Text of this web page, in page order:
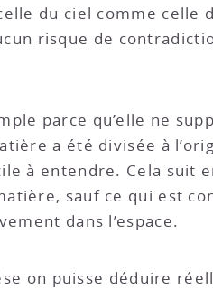
du ciel comme celle
risque de
parce qu’elle ne
a été divisée à
à entendre. Cela suit
sauf ce qui est
dans l’espace.
on puisse déduire